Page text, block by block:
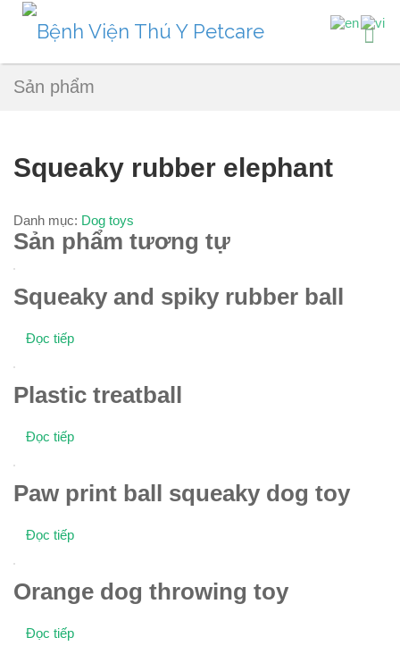
Sản phẩm
Squeaky rubber elephant
Danh mục: Dog toys
Sản phẩm tương tự
Squeaky and spiky rubber ball
Đọc tiếp
Plastic treatball
Đọc tiếp
Paw print ball squeaky dog toy
Đọc tiếp
Orange dog throwing toy
Đọc tiếp